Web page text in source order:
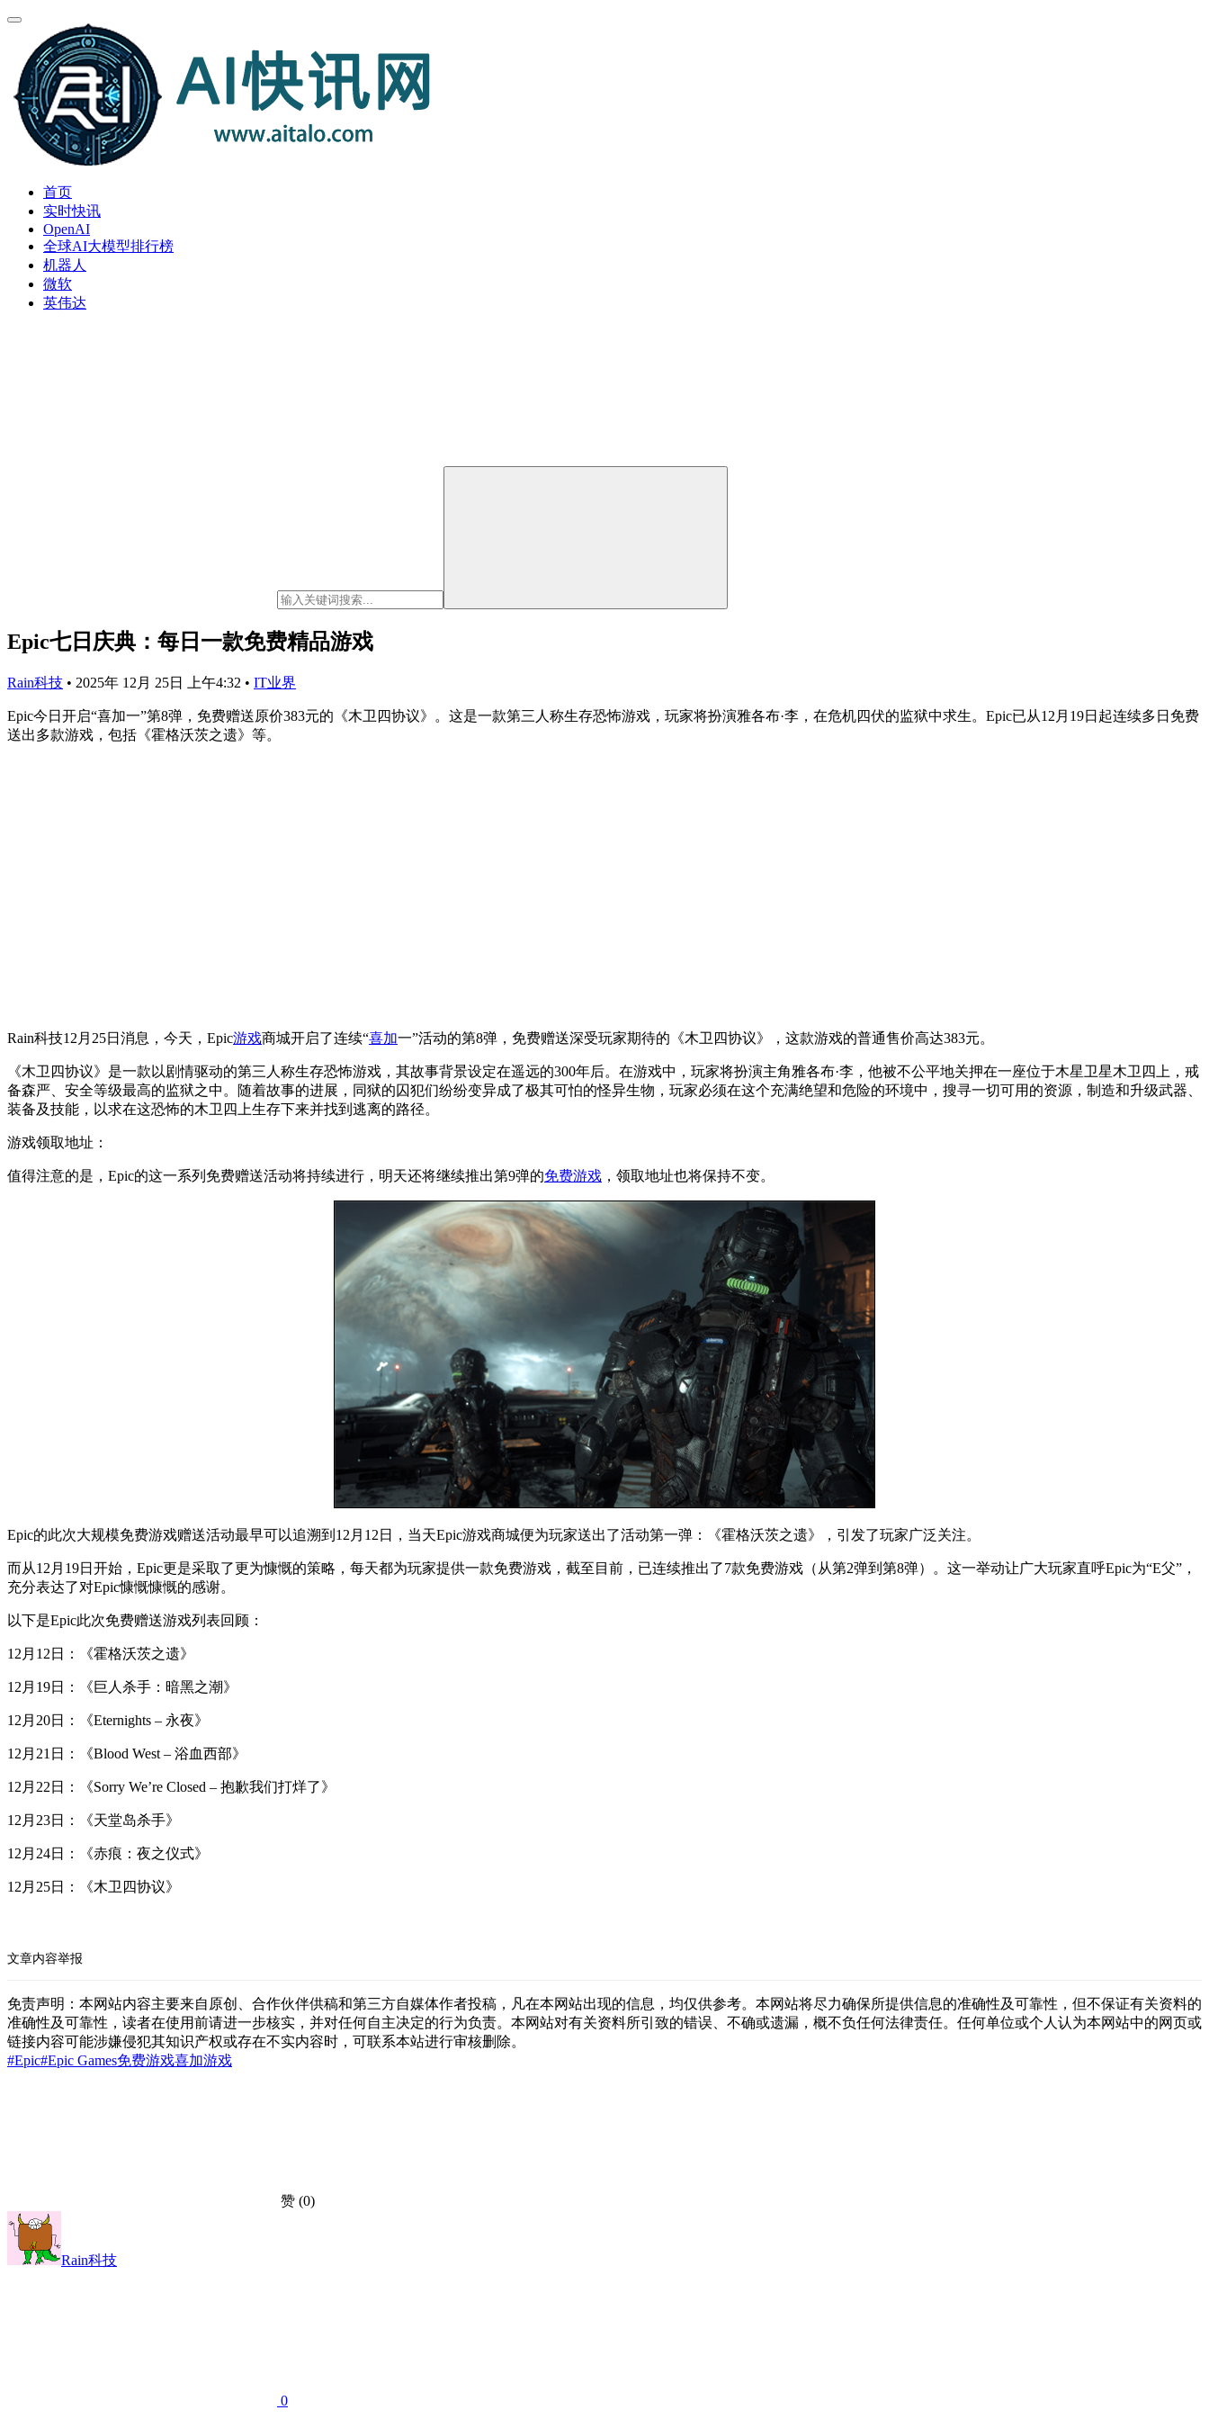
首页
实时快讯
OpenAI
全球AI大模型排行榜
机器人
微软
英伟达
Epic七日庆典：每日一款免费精品游戏
Rain科技 • 2025年 12月 25日 上午4:32 • IT业界
Epic今日开启“喜加一”第8弹，免费赠送原价383元的《木卫四协议》。这是一款第三人称生存恐怖游戏，玩家将扮演雅各布·李，在危机四伏的监狱中求生。Epic已从12月19日起连续多日免费
送出多款游戏，包括《霍格沃茨之遗》等。
Rain科技12月25日消息，今天，Epic游戏商城开启了连续“喜加一”活动的第8弹，免费赠送深受玩家期待的《木卫四协议》，这款游戏的普通售价高达383元。
《木卫四协议》是一款以剧情驱动的第三人称生存恐怖游戏，其故事背景设定在遥远的300年后。在游戏中，玩家将扮演主角雅各布·李，他被不公平地关押在一座位于木星卫星木卫四上，戒
备森严、安全等级最高的监狱之中。随着故事的进展，同狱的囚犯们纷纷变异成了极其可怕的怪异生物，玩家必须在这个充满绝望和危险的环境中，搜寻一切可用的资源，制造和升级武器、
装备及技能，以求在这恐怖的木卫四上生存下来并找到逃离的路径。
游戏领取地址：
值得注意的是，Epic的这一系列免费赠送活动将持续进行，明天还将继续推出第9弹的免费游戏 ，领取地址也将保持不变。
Epic的此次大规模免费游戏赠送活动最早可以追溯到12月12日，当天Epic游戏商城便为玩家送出了活动第一弹：《霍格沃茨之遗》，引发了玩家广泛关注。
而从12月19日开始，Epic更是采取了更为慷慨的策略，每天都为玩家提供一款免费游戏，截至目前，已连续推出了7款免费游戏（从第2弹到第8弹）。这一举动让广大玩家直呼Epic为“E父”，
充分表达了对Epic慷慨慷慨的感谢。
以下是Epic此次免费赠送游戏列表回顾：
12月12日：《霍格沃茨之遗》
12月19日：《巨人杀手：暗黑之潮》
12月20日：《Eternights – 永夜》
12月21日：《Blood West – 浴血西部》
12月22日：《Sorry We’re Closed – 抱歉我们打烊了》
12月23日：《天堂岛杀手》
12月24日：《赤痕：夜之仪式》
12月25日：《木卫四协议》
文章内容举报
免责声明：本网站内容主要来自原创、合作伙伴供稿和第三方自媒体作者投稿，凡在本网站出现的信息，均仅供参考。本网站将尽力确保所提供信息的准确性及可靠性，但不保证有关资料的
准确性及可靠性，读者在使用前请进一步核实，并对任何自主决定的行为负责。本网站对有关资料所引致的错误、不确或遗漏，概不负任何法律责任。任何单位或个人认为本网站中的网页或
链接内容可能涉嫌侵犯其知识产权或存在不实内容时，可联系本站进行审核删除。
#Epic#Epic Games免费游戏喜加游戏
赞 (0)
Rain科技
0